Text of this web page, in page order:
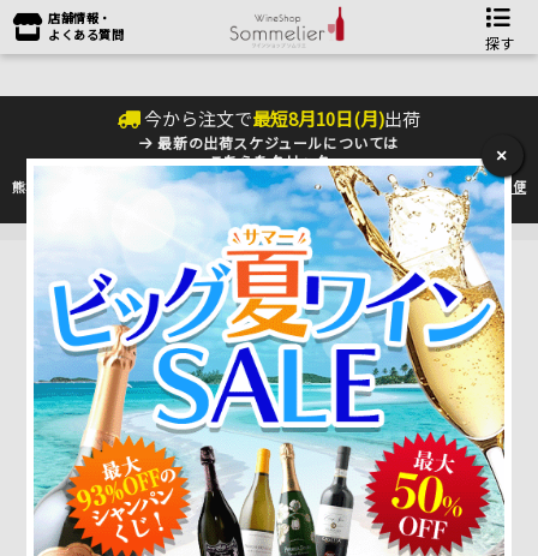
店舗情報・
よくある質問
探す
今から注文で最短8月10日(月)出荷
最新の出荷スケジュールについては
こちらをクリック
熊本地震の影響により九州への配送に遅れが生じております。最新情報は佐川急便
のHP
をご確認下さい。
×